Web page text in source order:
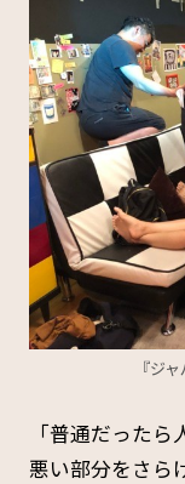
『ジ
「普通だった
悪い部分をさら